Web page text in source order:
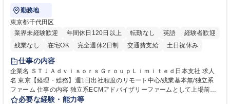
勤務地
東京都千代田区
業界未経験歓迎
年間休日120日以上 転勤なし 英語
経験者歓迎
残業なし
在宅OK 完全週休2日制 交通費支給 土日祝休み
仕事の内容
企業名 ＳＴＪＡｄｖｉｓｏｒｓＧｒｏｕｐＬｉｍｉｔｅｄ日本支社 求人
名 東京【経理・総務】週1日出社程度のリモート中心/残業基本無/独立系
ファーム 仕事の内容 独立系ECMアドバイザリーファームとして上場前後
の資本市場戦略を設計する当社にて経理・総務をお任せします。基礎的な
必要な経験・能力等